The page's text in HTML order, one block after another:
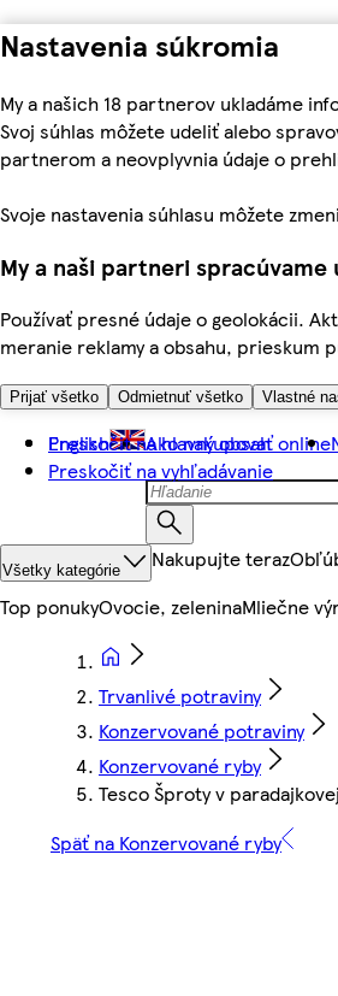
Nastavenia súkromia
My a našich 18 partnerov ukladáme
Svoj súhlas môžete udeliť alebo
partnerom a neovplyvnia údaje o
Svoje nastavenia súhlasu môžete
My a naši partneri
Používať presné údaje o geolokácii.
meranie reklamy a obsahu, prieskum
Prijať všetko Odmietnuť všetko Vlastné
Preskočiť na hlavný obsah
Preskočiť na vyhľadávanie
English Ako nakupovať online
Všetky kategórie Nakupujte teraz
Top ponukyOvocie, zeleninaMliečne
Trvanlivé potraviny
Konzervované potraviny
Konzervované ryby
Tesco Šproty v
Späť na Konzervované ryby